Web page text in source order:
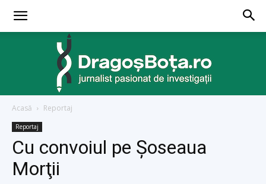
Acasă Reportaj
Reportaj
Cu convoiul pe Şoseaua
Morţii